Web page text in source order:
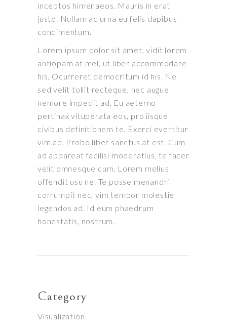
inceptos himenaeos. Mauris in erat
justo. Nullam ac urna eu felis dapibus
condimentum.
Lorem ipsum dolor sit amet, vidit lorem
antiopam at mel, ut liber accommodare
his. Ocurreret democritum id his. Ne
sed velit tollit recteque, nec augue
nemore impedit ad. Eu aeterno
pertinax vituperata eos, pro iisque
civibus definitionem te. Exerci evertitur
vim ad. Probo liber sanctus at est. Cum
ad appareat facilisi moderatius, te facer
velit omnesque cum. Lorem melius
offendit usu ne. Te posse menandri
corrumpit nec, vim tempor molestie
legendos ad. Id eum phaedrum
honestatis, nostrum.
Category
Visualization